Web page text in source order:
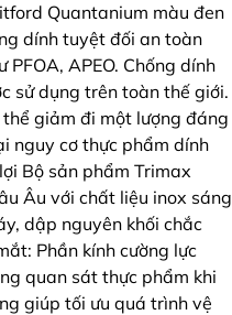
Quantanium màu đen
dính tuyệt đối an toàn
PFOA, APEO. Chống dính
sử dụng trên toàn thế giới.
giảm đi một lượng đáng
nguy cơ thực phẩm dính
Bộ sản phẩm Trimax
Âu với chất liệu inox sáng
dập nguyên khối chắc
Phần kính cường lực
quan sát thực phẩm khi
giúp tối ưu quá trình vệ